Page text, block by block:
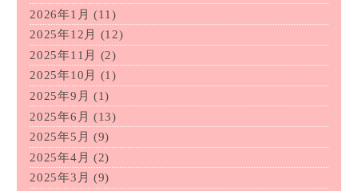
2026年1月 (11)
2025年12月
(12)
2025年11月
(2)
2025年10月
(1)
2025年9月 (1)
2025年6月 (13)
2025年5月 (9)
2025年4月 (2)
2025年3月 (9)